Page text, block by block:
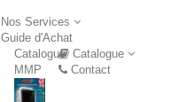
Nos Services
Guide d'Achat
Catalogue
Catalogue
MMP
Contact